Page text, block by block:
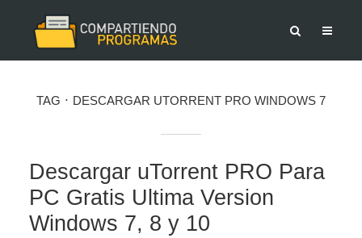
TAG DESCARGAR UTORRENT PRO WINDOWS 7
Descargar uTorrent PRO Para
PC Gratis Ultima Version
Windows 7, 8 y 10